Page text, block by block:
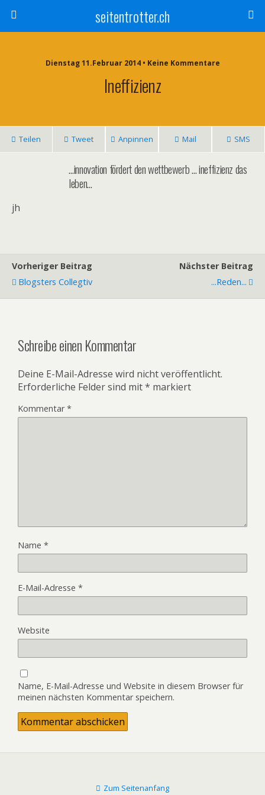
seitentrotter.ch
Dienstag 11.Februar 2014 • Keine Kommentare
Ineffizienz
Teilen Tweet Anpinnen Mail SMS
…innovation fördert den wettbewerb … ineffizienz das
leben…
jh
Vorheriger Beitrag
Blogsters Collegtiv
Nächster Beitrag
...reden...
Schreibe einen Kommentar
Deine E-Mail-Adresse wird nicht veröffentlicht.
Erforderliche Felder sind mit* markiert
Kommentar*
Name *
E-Mail-Adresse *
Website
Name, E-Mail-Adresse und Website in diesem Browser für
meinen nächsten Kommentar speichern.
Zum Seitenanfang